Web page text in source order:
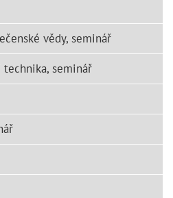
vědy, seminář
seminář